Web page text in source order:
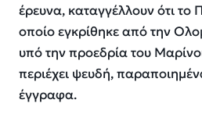
έρευνα, καταγγέλλουν ότι το
οποίο εγκρίθηκε από την
υπό την προεδρία του
περιέχει ψευδή,
έγγραφα.